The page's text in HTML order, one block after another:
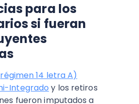
para los
si fueran
régimen 14 letra A)
Integrado y los retiros
fueron imputados a